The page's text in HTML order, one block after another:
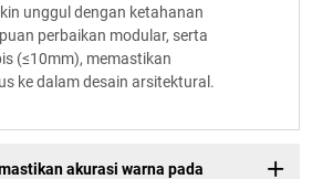
unggul dengan ketahanan
perbaikan modular, serta
(≤10mm), memastikan
ke dalam desain arsitektural.
akurasi warna pada